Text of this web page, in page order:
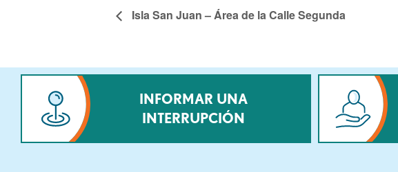
Isla San Juan – Área de la Calle Segunda
INFORMAR UNA
INTERRUPCIÓN